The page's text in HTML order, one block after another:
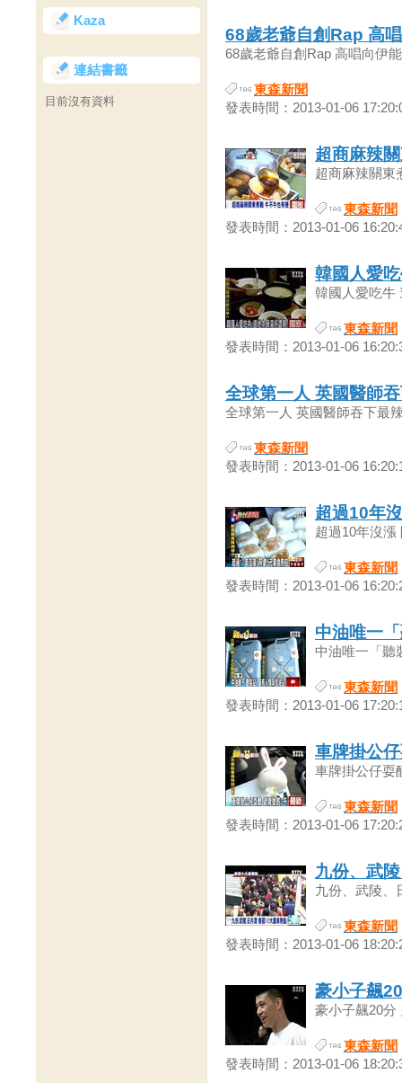
68歲老爺自創Rap 高
68歲老爺自創Rap 高唱向伊
東森新聞
發表時間：2013-01-06
超商麻辣
超商麻辣關東
東森新聞
發表時間：2013-01-06
韓國人愛
韓國人愛吃牛
東森新聞
發表時間：2013-01-06
全球第一人 英國醫師
全球第一人 英國醫師吞下最
東森新聞
發表時間：2013-01-06
超過10年
超過10年沒漲
東森新聞
發表時間：2013-01-06
中油唯一
中油唯一「聽
東森新聞
發表時間：2013-01-06
車牌掛公
車牌掛公仔耍
東森新聞
發表時間：2013-01-06
九份、武
九份、武陵、
東森新聞
發表時間：2013-01-06
豪小子飆
豪小子飆20分
東森新聞
發表時間：2013-01-06
Kaza
連結書籤
目前沒有資料